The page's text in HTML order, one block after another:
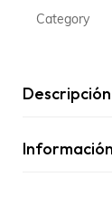
Category
Descripción